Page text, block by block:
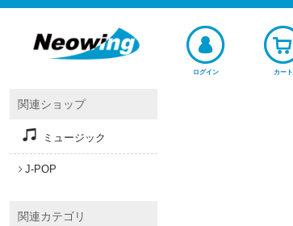
ログイン カート
関連ショップ
ミュージック
J-POP
関連カテゴリ